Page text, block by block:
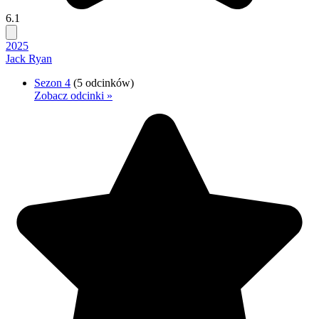
6.1
2025
Jack Ryan
Sezon 4 (5 odcinków)
Zobacz odcinki »